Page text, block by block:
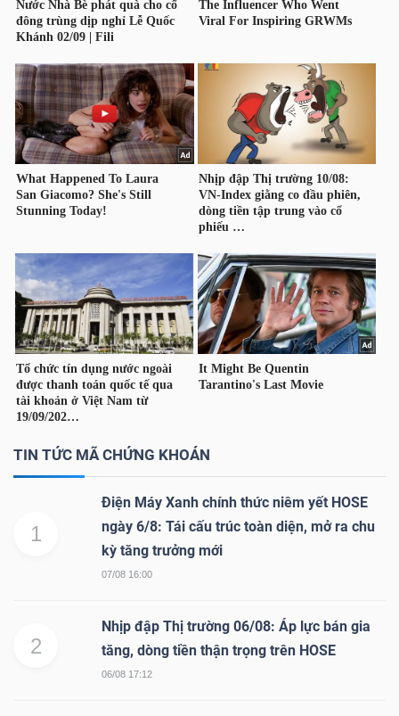
TIN TỨC MÃ CHỨNG KHOÁN
1
Điện Máy Xanh chính thức niêm yết HOSE
ngày 6/8: Tái cấu trúc toàn diện, mở ra chu
kỳ tăng trưởng mới
07/08 16:00
2
Nhịp đập Thị trường 06/08: Áp lực bán gia
tăng, dòng tiền thận trọng trên HOSE
06/08 17:12
DOANH
NGHIỆP
CỔ
PHIẾU
TRÁI
PHIẾU
CỤ
DỮ